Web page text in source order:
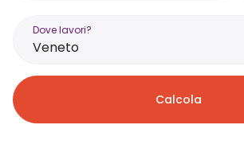
Dove lavori?
Veneto
Calcola